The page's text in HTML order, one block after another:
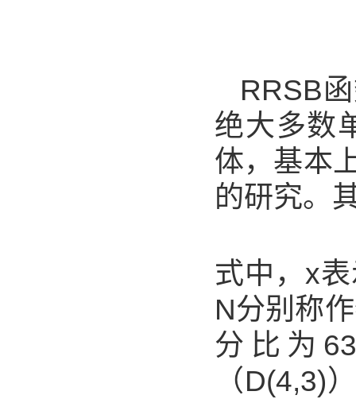
RRSB
绝大多数
体，基本
的研究。
式中，x
N分别称
分比为
（D(4,3)